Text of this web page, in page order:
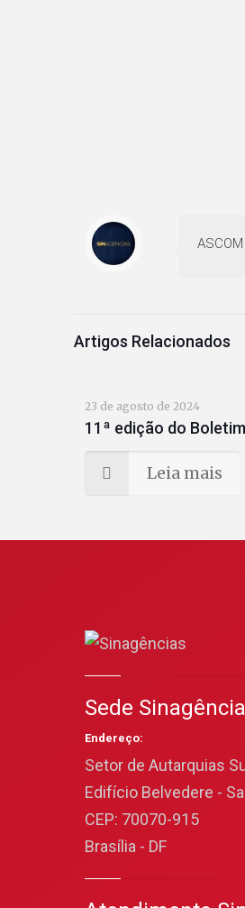
ASCOM
Artigos Relacionados
23 de agosto de 2024
11ª edição do
Leia mais
Sede
Endereço:
Setor de Autarquias
Edifício Belvedere -
CEP: 70070-915
Brasília - DF